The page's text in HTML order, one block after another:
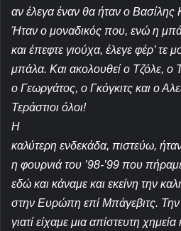
αν έλεγα έναν θα ήταν ο Βασίλης
Ήταν ο μοναδικός που, ενώ η
και έπεφτε γιούχα, έλεγε φέρ’ τε
μπάλα. Και ακολουθεί ο Τζόλε, ο
ο Γεωργάτος, ο Γκόγκιτς και ο
Τεράστιοι όλοι!
Η
καλύτερη ενδεκάδα, πιστεύω,
η φουρνιά του ’98-’99 που
εδώ και κάναμε και εκείνη την
στην Ευρώπη επί Μπάγεβιτς. Την
γιατί είχαμε μια απίστευτη χημεία